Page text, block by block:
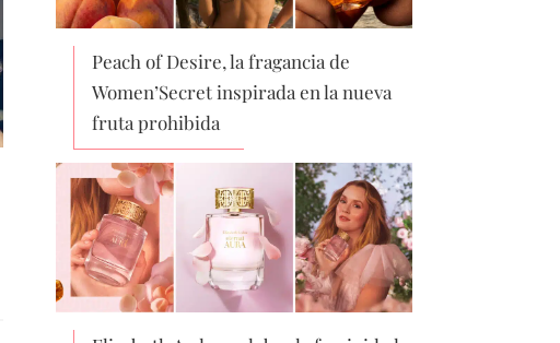
Peach of Desire, la fragancia de
Women’Secret inspirada en la nueva
fruta prohibida